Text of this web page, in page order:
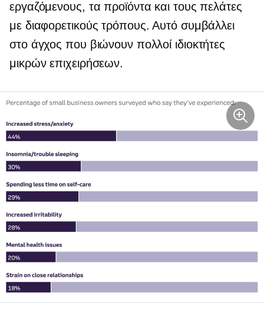
εργαζόμενους, τα προϊόντα και τους πελάτες
με διαφορετικούς τρόπους. Αυτό συμβάλλει
στο άγχος που βιώνουν πολλοί ιδιοκτήτες
μικρών επιχειρήσεων.